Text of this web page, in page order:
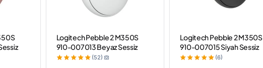
Logitech Pebble 2 M350S
910-007013 Beyaz Sessiz
Optik Kablosuz Mouse
(52)
Logitech Pebble 2 M350S
910-007015 Siyah Sessiz
Optik Kablosuz Mouse
(6)